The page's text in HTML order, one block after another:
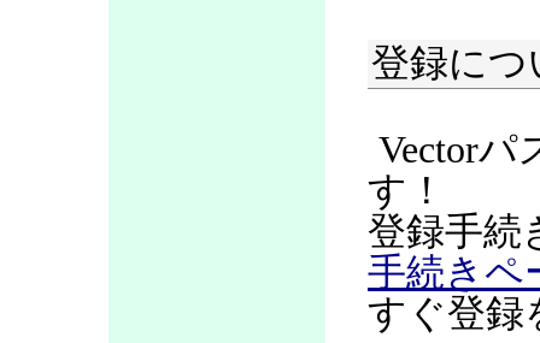
登録につ
Vectorパ
す！
登録手続
手続きペ
すぐ登録